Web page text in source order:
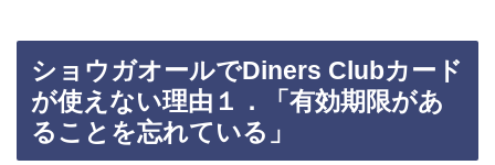
ショウガオールでDiners Clubカード
が使えない理由１．「有効期限があ
ることを忘れている」